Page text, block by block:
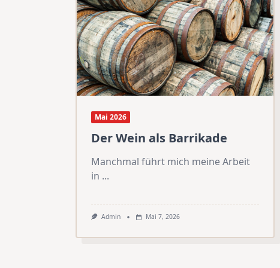
Mai 2026
Der Wein als Barrikade
Manchmal führt mich meine Arbeit
in ...
Admin Mai 7, 2026